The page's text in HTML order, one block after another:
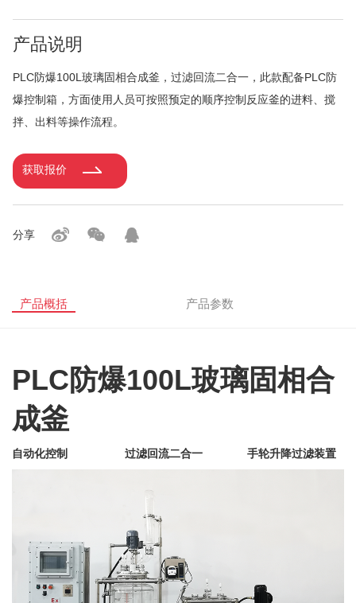
产品说明
PLC防爆100L玻璃固相合成釜，过滤回流二合一，此款配备PLC防
爆控制箱，方面使用人员可按照预定的顺序控制反应釜的进料、搅
拌、出料等操作流程。
获取报价
分享
产品概括 产品参数
PLC防爆100L玻璃固相合
成釜
自动化控制 过滤回流二合一 手轮升降过滤装置